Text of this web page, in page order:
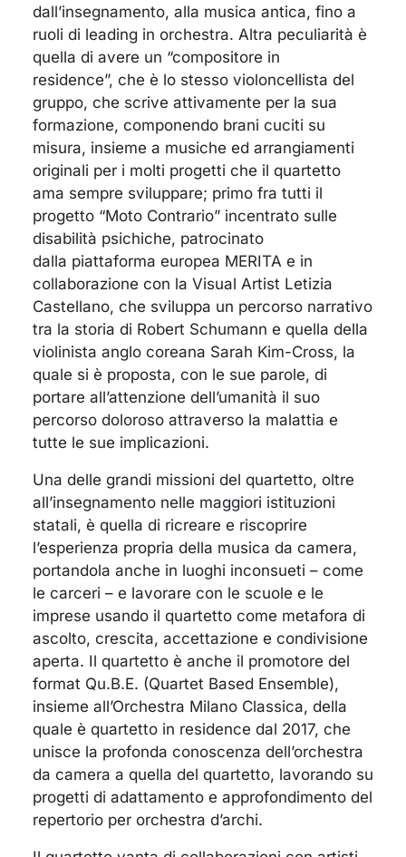
dall’insegnamento, alla musica antica, fino a
ruoli di leading in orchestra. Altra peculiarità è
quella di avere un “compositore in
residence”, che è lo stesso violoncellista del
gruppo, che scrive attivamente per la sua
formazione, componendo brani cuciti su
misura, insieme a musiche ed arrangiamenti
originali per i molti progetti che il quartetto
ama sempre sviluppare; primo fra tutti il
progetto “Moto Contrario” incentrato sulle
disabilità psichiche, patrocinato
dalla piattaforma europea MERITA e in
collaborazione con la Visual Artist Letizia
Castellano, che sviluppa un percorso narrativo
tra la storia di Robert Schumann e quella della
violinista anglo coreana Sarah Kim-Cross, la
quale si è proposta, con le sue parole, di
portare all’attenzione dell’umanità il suo
percorso doloroso attraverso la malattia e
tutte le sue implicazioni.
Una delle grandi missioni del quartetto, oltre
all’insegnamento nelle maggiori istituzioni
statali, è quella di ricreare e riscoprire
l’esperienza propria della musica da camera,
portandola anche in luoghi inconsueti – come
le carceri – e lavorare con le scuole e le
imprese usando il quartetto come metafora di
ascolto, crescita, accettazione e condivisione
aperta. Il quartetto è anche il promotore del
format Qu.B.E. (Quartet Based Ensemble),
insieme all’Orchestra Milano Classica, della
quale è quartetto in residence dal 2017, che
unisce la profonda conoscenza dell’orchestra
da camera a quella del quartetto, lavorando su
progetti di adattamento e approfondimento del
repertorio per orchestra d’archi.